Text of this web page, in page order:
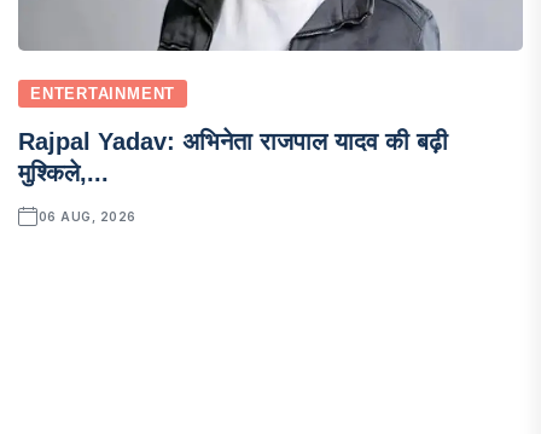
ENTERTAINMENT
Rajpal Yadav: अभिनेता राजपाल यादव की बढ़ी
मुश्किले,...
06 AUG, 2026